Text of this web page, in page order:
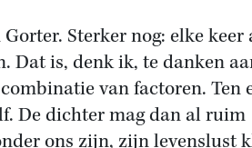
Sterker nog: elke keer
Dat is, denk ik, te danken
van factoren. Ten
De dichter mag dan al ruim
ons zijn, zijn levenslust